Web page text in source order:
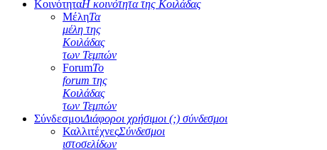
ΚοινότηταΗ κοινότητα της Κοιλάδας
ΜέληΤα
μέλη της
Κοιλάδας
των Τεμπών
ForumΤο
forum της
Κοιλάδας
των Τεμπών
ΣύνδεσμοιΔιάφοροι χρήσιμοι (;) σύνδεσμοι
ΚαλλιτέχνεςΣύνδεσμοι
ιστοσελίδων